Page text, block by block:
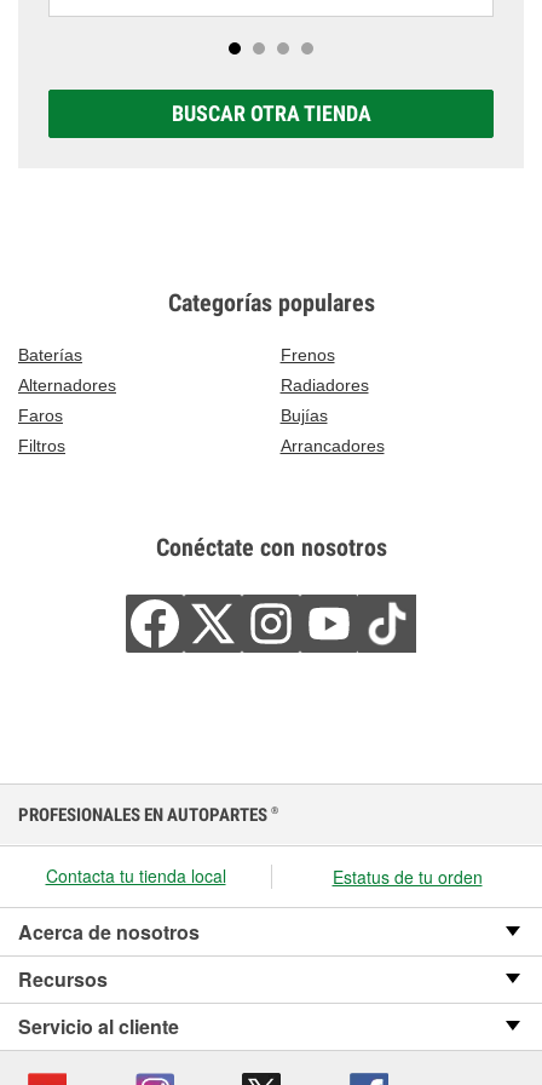
BUSCAR OTRA TIENDA
Categorías populares
Baterías
Frenos
Alternadores
Radiadores
Faros
Bujías
Filtros
Arrancadores
Conéctate con nosotros
PROFESIONALES EN AUTOPARTES ®
Contacta tu tienda local Estatus de tu orden
Acerca de nosotros
Recursos
Servicio al cliente